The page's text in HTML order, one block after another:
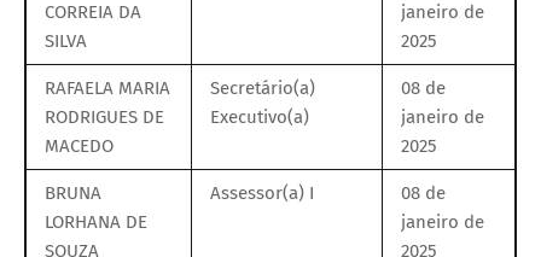
CORREIA DA
SILVA
janeiro de
2025
RAFAELA MARIA
RODRIGUES DE
MACEDO
Secretário(a)
Executivo(a)
08 de
janeiro de
2025
BRUNA
LORHANA DE
SOUZA
Assessor(a) I
08 de
janeiro de
2025